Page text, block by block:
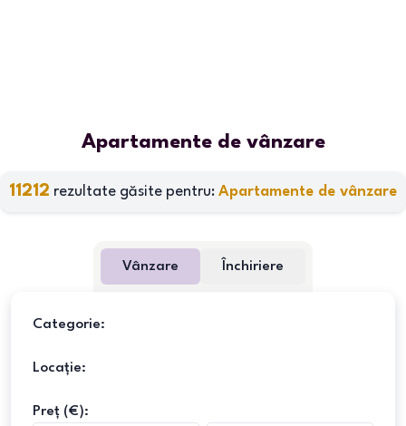
Apartamente de vânzare
11212 rezultate găsite pentru: Apartamente de vânzare
Vânzare Închiriere
Categorie:
Locație:
Preț (€):